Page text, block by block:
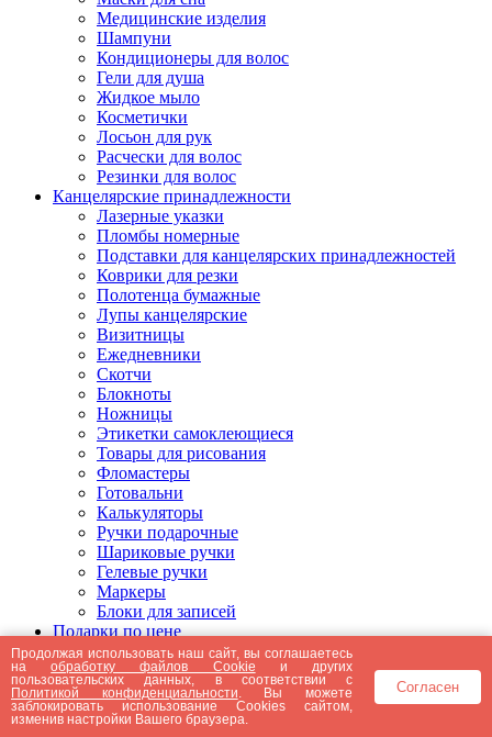
Медицинские изделия
Шампуни
Кондиционеры для волос
Гели для душа
Жидкое мыло
Косметички
Лосьон для рук
Расчески для волос
Резинки для волос
Канцелярские принадлежности
Лазерные указки
Пломбы номерные
Подставки для канцелярских принадлежностей
Коврики для резки
Полотенца бумажные
Лупы канцелярские
Визитницы
Ежедневники
Скотчи
Блокноты
Ножницы
Этикетки самоклеющиеся
Товары для рисования
Фломастеры
Готовальни
Калькуляторы
Ручки подарочные
Шариковые ручки
Гелевые ручки
Маркеры
Блоки для записей
Подарки по цене
Подарки от 5000 рублей
Подарки до 5000 рублей
Подарки до 3000 рублей
Подарки до 2000 рублей
Подарки до 1000 рублей
Продолжая использовать наш сайт, вы соглашаетесь
наобработку файлов Cookie и других
пользовательских данных, в соответствии с
Политикой конфиденциальности . Вы можете
заблокировать использование Cookies сайтом,
изменив настройки Вашего браузера.
Согласен